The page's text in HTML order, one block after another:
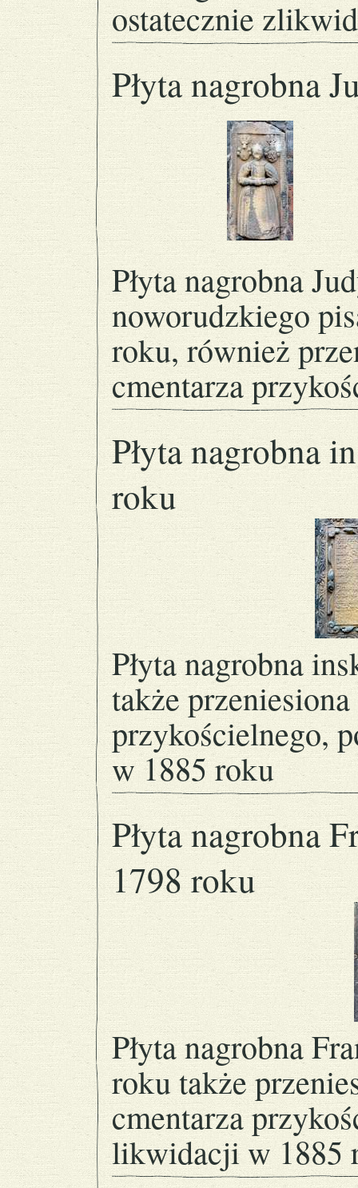
ostatecznie
Płyta nagrobna
Płyta nagrobna
noworudzkiego
roku, również
cmentarza
Płyta nagrobna
roku
Płyta nagrobna
także
przykościelnego,
w 1885 roku
Płyta nagrobna
1798 roku
Płyta nagrobna
roku także
cmentarza
likwidacji w 1885